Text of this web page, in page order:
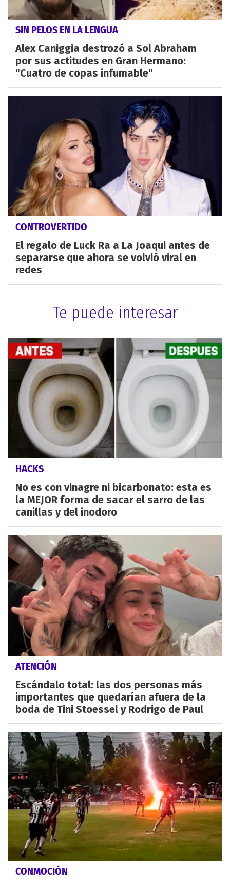
SIN PELOS EN LA LENGUA
Alex Caniggia destrozó a Sol Abraham
por sus actitudes en Gran Hermano:
"Cuatro de copas infumable"
CONTROVERTIDO
El regalo de Luck Ra a La Joaqui antes de
separarse que ahora se volvió viral en
redes
Te puede interesar
HACKS
No es con vinagre ni bicarbonato: esta es
la MEJOR forma de sacar el sarro de las
canillas y del inodoro
ATENCIÓN
Escándalo total: las dos personas más
importantes que quedarían afuera de la
boda de Tini Stoessel y Rodrigo de Paul
CONMOCIÓN